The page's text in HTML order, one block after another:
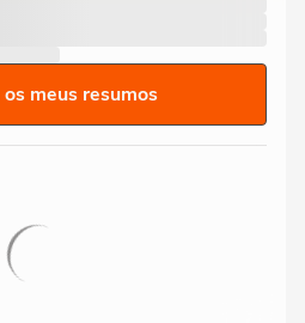
meus resumos